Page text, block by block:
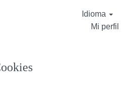
Idioma
Mi perfil